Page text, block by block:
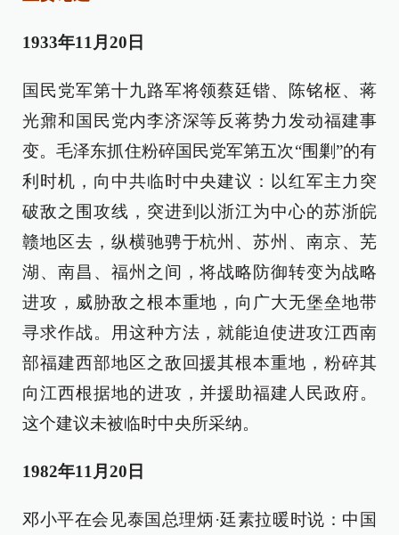
1933年11月20日
国民党军第十九路军将领蔡廷锴、陈铭枢、蒋
光鼐和国民党内李济深等反蒋势力发动福建事
变。毛泽东抓住粉碎国民党军第五次“围剿”的有
利时机，向中共临时中央建议：以红军主力突
破敌之围攻线，突进到以浙江为中心的苏浙皖
赣地区去，纵横驰骋于杭州、苏州、南京、芜
湖、南昌、福州之间，将战略防御转变为战略
进攻，威胁敌之根本重地，向广大无堡垒地带
寻求作战。用这种方法，就能迫使进攻江西南
部福建西部地区之敌回援其根本重地，粉碎其
向江西根据地的进攻，并援助福建人民政府。
这个建议未被临时中央所采纳。
1982年11月20日
邓小平在会见泰国总理炳·廷素拉暖时说：中国